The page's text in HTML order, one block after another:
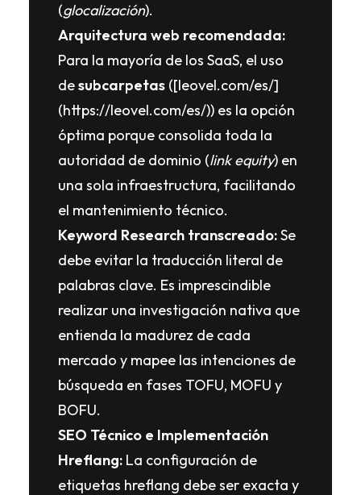
(glocalización).
Arquitectura web recomendada:
Para la mayoría de los SaaS, el uso
desubcarpetas ([leovel.com/es/]
(https://leovel.com/es/)) es la opción
óptima porque consolida toda la
autoridad de dominio (link equity) en
una sola infraestructura, facilitando
el mantenimiento técnico.
Keyword Research transcreado:Se
debe evitar la traducción literal de
palabras clave. Es imprescindible
realizar una investigación nativa que
entienda la madurez de cada
mercado y mapee las intenciones de
búsqueda en fases TOFU, MOFU y
BOFU.
SEO Técnico e Implementación
Hreflang: La configuración de
etiquetas hreflang debe ser exacta y